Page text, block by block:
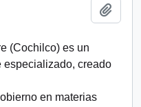
(Cochilco) es un
especializado, creado
en materias